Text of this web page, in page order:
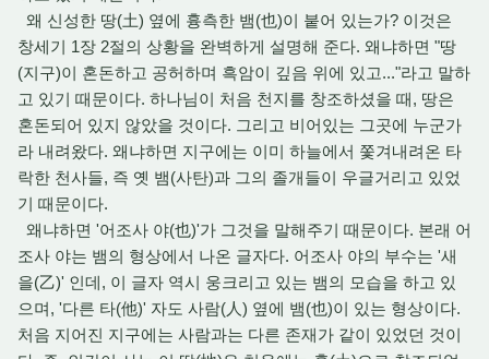
왜 신성한 땅(土) 옆에 흉측한 뱀(也)이 붙어 있는가? 이것은
창세기 1장 2절의 상황을 완벽하게 설명해 준다. 왜냐하면 "땅
(지구)이 혼돈하고 공허하며 흑암이 깊음 위에 있고..."라고 말하
고 있기 때문이다. 하나님이 처음 천지를 창조하셨을 때, 땅은
혼돈되어 있지 않았을 것이다. 그리고 비어있는 그곳에 누군가
라 내려왔다. 왜냐하면 지구에는 이미 하늘에서 쫓겨내려온 타
락한 천사들, 즉 옛 뱀(사탄)과 그의 졸개들이 우글거리고 있었
기 때문이다.
왜냐하면 '어조사 야(也)'가 그것을 말해주기 때문이다. 본래 어
조사 야는 뱀의 형상에서 나온 글자다. 어조사 야의 부수는 '새
을(乙)' 인데, 이 글자 역시 웅크리고 있는 뱀의 모습을 하고 있
으며, '다른 타(他)' 자도 사람(人) 옆에 뱀(也)이 있는 형상이다.
처음 지어진 지구에는 사람과는 다른 존재가 같이 있었던 것이